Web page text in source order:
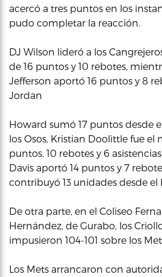
acercó a tres puntos en los
pudo completar la reacción.
DJ Wilson lideró a los
de 16 puntos y 10 rebotes,
Jefferson aportó 16 puntos y 8
Jordan
Howard sumó 17 puntos desde
los Osos, Kristian Doolittle fue el
puntos, 10 rebotes y 6
Davis aportó 14 puntos y 7
contribuyó 13 unidades desde el
De otra parte, en el Coliseo
Hernández, de Gurabo, los
impusieron 104-101 sobre los
Los Mets arrancaron con